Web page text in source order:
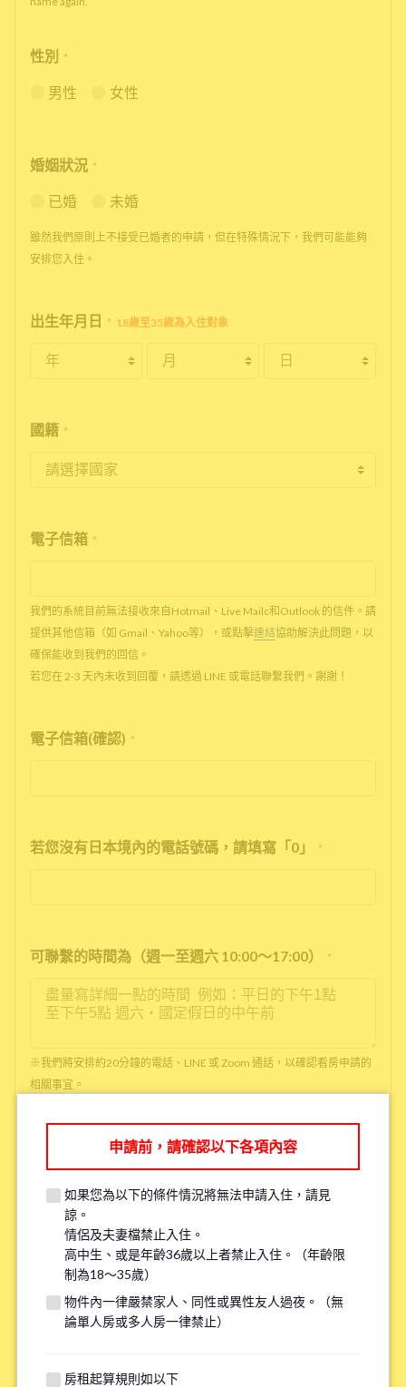
性別 *
男性 女性
婚姻狀況 *
已婚 未婚
雖然我們原則上不接受已婚者的申請，但在特殊情況下，我們可能能夠
安排您入住。
出生年月日 * 18歲至35歲為入住對象
國籍 *
電子信箱 *
我們的系統目前無法接收來自Hotmail、Live Mailc和Outlook 的信件。請
提供其他信箱（如 Gmail、Yahoo等），或點擊連結協助解決此問題，以
確保能收到我們的回信。
若您在 2-3 天內未收到回覆，請透過 LINE 或電話聯繫我們。謝謝！
電子信箱(確認) *
若您沒有日本境內的電話號碼，請填寫「0」 *
可聯繫的時間為（週一至週六 10:00～17:00） *
※我們將安排約20分鐘的電話、LINE 或 Zoom 通話，以確認看房申請的
相關事宜。
●是否吸菸 *
抽菸 沒抽菸
※請注意，吸煙者無法入住全面禁煙的物件。
有關自行車停車場 *
※請注意有些物件可能沒有自行車停車場。
申請前，請確認以下各項內容
如果您為以下的條件情況將無法申請入住，請見
諒。
情侶及夫妻檔禁止入住。
高中生、或是年齡36歲以上者禁止入住。（年齡限
制為18～35歲）
物件內一律嚴禁家人、同性或異性友人過夜。（無
論單人房或多人房一律禁止）
房租起算規則如以下